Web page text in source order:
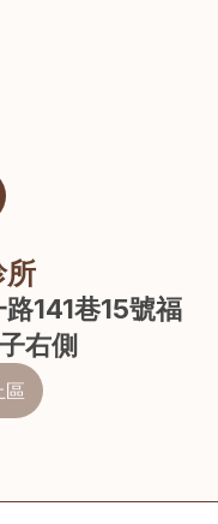
所
141巷15號福
右側
區